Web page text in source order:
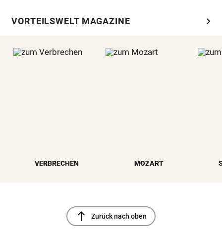
VORTEILSWELT MAGAZINE chevron_right
VERBRECHEN MOZART
north Zurück nach oben